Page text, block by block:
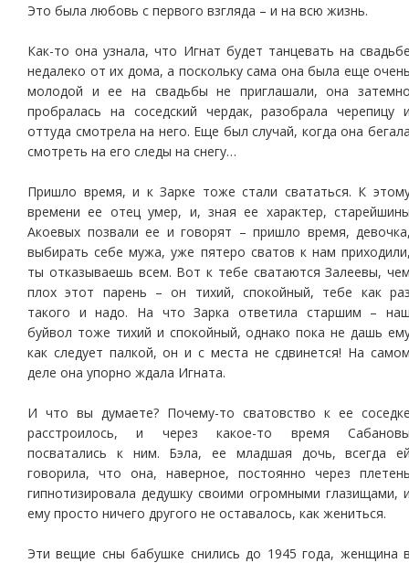
Это была любовь с первого взгляда – и на всю жизнь.
Как-то она узнала, что Игнат будет танцевать на
недалеко от их дома, а поскольку сама она была еще
молодой и ее на свадьбы не приглашали, она
пробралась на соседский чердак, разобрала черепицу
оттуда смотрела на него. Еще был случай, когда она
смотреть на его следы на снегу…
Пришло время, и к Зарке тоже стали свататься. К
времени ее отец умер, и, зная ее характер,
Акоевых позвали ее и говорят – пришло время,
выбирать себе мужа, уже пятеро сватов к нам
ты отказываешь всем. Вот к тебе сватаются Залеевы,
плох этот парень – он тихий, спокойный, тебе как
такого и надо. На что Зарка ответила старшим –
буйвол тоже тихий и спокойный, однако пока не дашь
как следует палкой, он и с места не сдвинется! На
деле она упорно ждала Игната.
И что вы думаете? Почему-то сватовство к ее
расстроилось, и через какое-то время
посватались к ним. Бэла, ее младшая дочь, всегда
говорила, что она, наверное, постоянно через
гипнотизировала дедушку своими огромными глазищами,
ему просто ничего другого не оставалось, как жениться.
Эти вещие сны бабушке снились до 1945 года, женщина